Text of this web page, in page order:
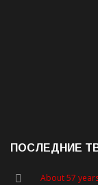
ПОСЛЕДНИЕ
About 57